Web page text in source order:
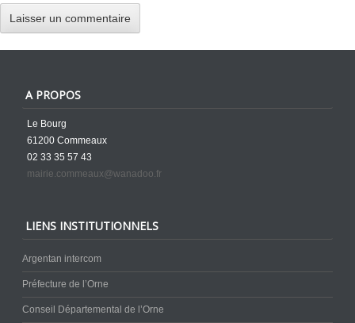
A PROPOS
Le Bourg
61200 Commeaux
02 33 35 57 43
mairie.commeaux@wanadoo.fr
LIENS INSTITUTIONNELS
Argentan intercom
Préfecture de l’Orne
Conseil Départemental de l’Orne